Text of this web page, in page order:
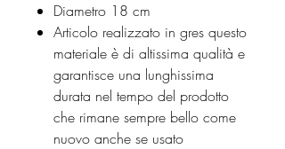
Diametro 18 cm
Articolo realizzato in gres questo
materiale è di altissima qualità e
garantisce una lunghissima
durata nel tempo del prodotto
che rimane sempre bello come
nuovo anche se usato